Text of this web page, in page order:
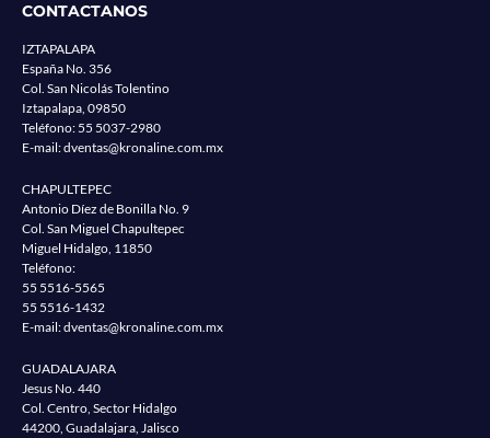
CONTACTANOS
IZTAPALAPA
España No. 356
Col. San Nicolás Tolentino
Iztapalapa, 09850
Teléfono:55 5037-2980
E-mail:dventas@kronaline.com.mx
CHAPULTEPEC
Antonio Díez de Bonilla No. 9
Col. San Miguel Chapultepec
Miguel Hidalgo, 11850
Teléfono:
55 5516-5565
55 5516-1432
E-mail:dventas@kronaline.com.mx
GUADALAJARA
Jesus No. 440
Col. Centro, Sector Hidalgo
44200, Guadalajara, Jalisco